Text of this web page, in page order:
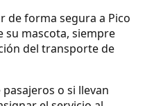
de forma segura a Pico
su mascota, siempre
del transporte de
o si llevan